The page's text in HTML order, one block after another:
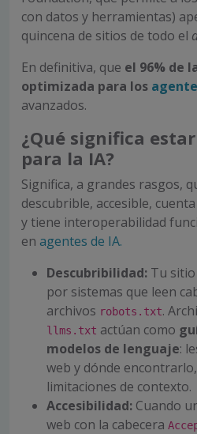
con datos y herramientas)
quincena de sitios de todo el
En definitiva, que el 96% de
optimizada para los
avanzados.
¿Qué significa
para la IA?
Significa, a grandes rasgos,
descubrible, accesible,
y tiene interoperabilidad
en agentes de IA.
Descubribilidad: Tu
por sistemas que leen
archivos robots.txt.
llms.txt actúan como
modelos de lenguaje:
web y dónde
limitaciones de contexto.
Accesibilidad: Cuando
web con la cabecera